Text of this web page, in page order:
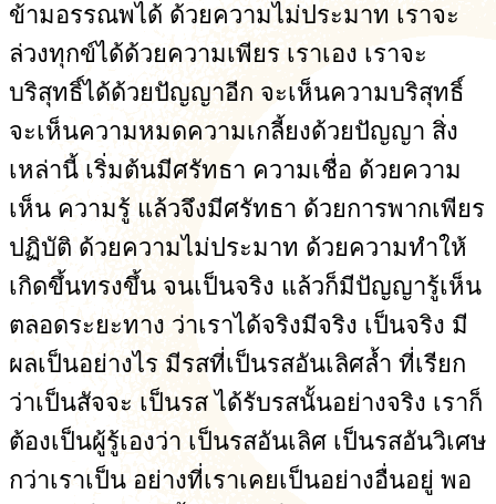
ข้ามอรรณพได้ ด้วยความไม่ประมาท เราจะ
ล่วงทุกข์ได้ด้วยความเพียร เราเอง เราจะ
บริสุทธิ์ได้ด้วยปัญญาอีก จะเห็นความบริสุทธิ์
จะเห็นความหมดความเกลี้ยงด้วยปัญญา สิ่ง
เหล่านี้ เริ่มต้นมีศรัทธา ความเชื่อ ด้วยความ
เห็น ความรู้ แล้วจึงมีศรัทธา ด้วยการพากเพียร
ปฏิบัติ ด้วยความไม่ประมาท ด้วยความทำให้
เกิดขึ้นทรงขึ้น จนเป็นจริง แล้วก็มีปัญญารู้เห็น
ตลอดระยะทาง ว่าเราได้จริงมีจริง เป็นจริง มี
ผลเป็นอย่างไร มีรสที่เป็นรสอันเลิศล้ำ ที่เรียก
ว่าเป็นสัจจะ เป็นรส ได้รับรสนั้นอย่างจริง เราก็
ต้องเป็นผู้รู้เองว่า เป็นรสอันเลิศ เป็นรสอันวิเศษ
กว่าเราเป็น อย่างที่เราเคยเป็นอย่างอื่นอยู่ พอ